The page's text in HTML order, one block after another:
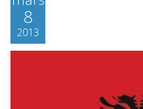
8
2013